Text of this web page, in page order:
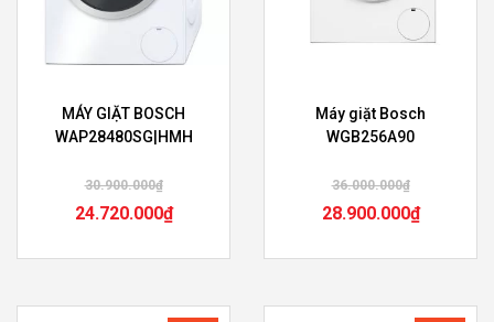
MÁY GIẶT BOSCH
WAP28480SG|HMH
30.900.000₫
24.720.000₫
Máy giặt Bosch
WGB256A90
36.000.000₫
28.900.000₫